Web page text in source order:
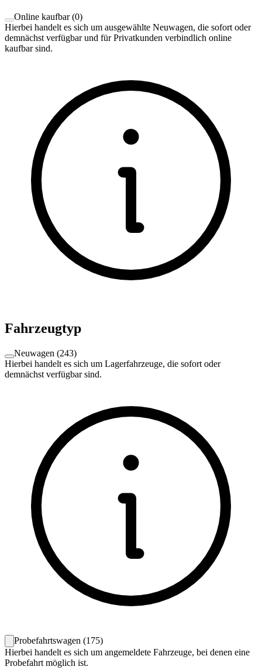
Online kaufbar(0)
Hierbei handelt es sich um ausgewählte Neuwagen, die sofort oder
demnächst verfügbar und für Privatkunden verbindlich online
kaufbar sind.
Fahrzeugtyp
Neuwagen (243)
Hierbei handelt es sich um Lagerfahrzeuge, die sofort oder
demnächst verfügbar sind.
Probefahrtswagen (175)
Hierbei handelt es sich um angemeldete Fahrzeuge, bei denen eine
Probefahrt möglich ist.